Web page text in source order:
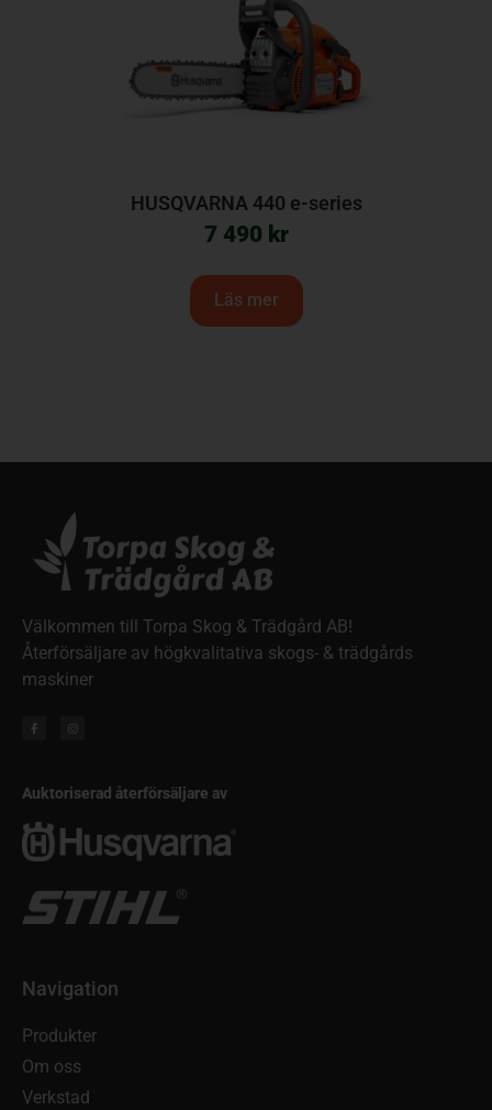
HUSQVARNA 440 e-series
7 490 kr
Läs mer
Välkommen till Torpa Skog & Trädgård AB!
Återförsäljare av högkvalitativa skogs- & trädgårds
maskiner
Auktoriserad återförsäljare av
Navigation
Produkter
Om oss
Verkstad